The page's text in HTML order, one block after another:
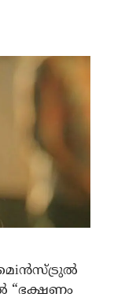
“ഭക്ഷണം